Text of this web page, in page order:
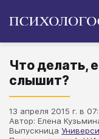
Что делать,
слышит?
13 апреля 2015 г. в
Автор: Елена
Выпускница